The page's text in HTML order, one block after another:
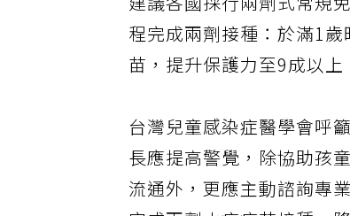
建議各國採行兩劑式常規
程完成兩劑接種：於滿1
苗，提升保護力至9成以上
台灣兒童感染症醫學會呼
長應提高警覺，除協助孩
流通外，更應主動諮詢專